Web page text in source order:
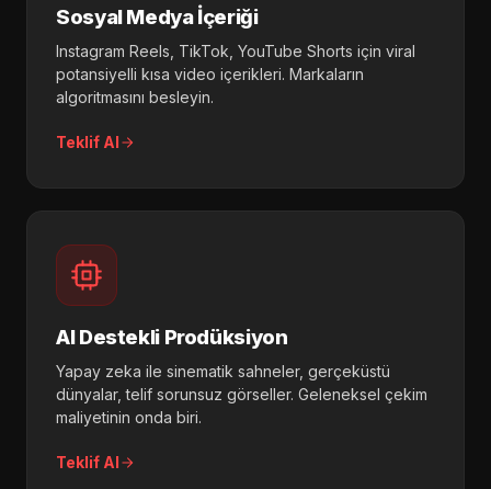
Sosyal Medya İçeriği
Instagram Reels, TikTok, YouTube Shorts için viral
potansiyelli kısa video içerikleri. Markaların
algoritmasını besleyin.
Teklif Al
AI Destekli Prodüksiyon
Yapay zeka ile sinematik sahneler, gerçeküstü
dünyalar, telif sorunsuz görseller. Geleneksel çekim
maliyetinin onda biri.
Teklif Al